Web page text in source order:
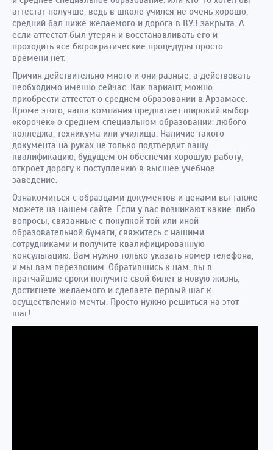
аттестат получше, ведь в школе учился не очень хорошо,
средний бал ниже желаемого и дорога в ВУЗ закрыта. А
если аттестат был утерян и восстанавливать его и
проходить все бюрократические процедуры просто
времени нет.
Причин действительно много и они разные, а действовать
необходимо именно сейчас. Как вариант, можно
приобрести аттестат о среднем образовании в Арзамасе.
Кроме этого, наша компания предлагает широкий выбор
«корочек» о среднем специальном образовании: любого
колледжа, техникума или училища. Наличие такого
документа на руках не только подтвердит вашу
квалификацию, будущем он обеспечит хорошую работу,
откроет дорогу к поступлению в высшее учебное
заведение.
Ознакомиться с образцами документов и ценами вы также
можете на нашем сайте. Если у вас возникают какие-либо
вопросы, связанные с покупкой той или иной
образовательной бумаги, свяжитесь с нашими
сотрудниками и получите квалифицированную
консультацию. Вам нужно только указать номер телефона,
и мы вам перезвоним. Обратившись к нам, вы в
кратчайшие сроки получите свой билет в новую жизнь,
достигнете желаемого и сделаете первый шаг к
осуществлению мечты. Просто нужно решиться на этот
шаг!